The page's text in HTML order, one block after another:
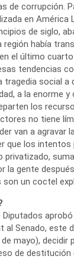
de corrupción.
en América
de siglo,
región había
el último
tendencias
tragedia social a
a la enorme y
los
no tiene
van a agravar
que los intentos
privatizado,
la gente
un coctel
al Senado, este
mayo), decidir
de destitución